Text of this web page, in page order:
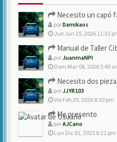
Necesito un capó
porDamikaos
Jue Jun 25, 2026 11:32
Manual de Taller
porJuanmaNPI
Dom Mar 08, 2026 3:40
Necesito dos
porJJYR103
Vie Feb 20, 2026 8:30 pm
Me presento
porAJCano
Lun Dic 01, 2025 6:21 pm